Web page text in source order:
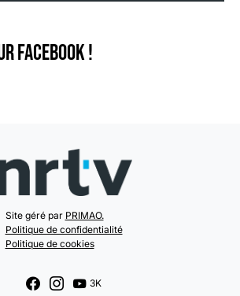
Facebook !
Site géré par PRIMAO.
Politique de confidentialité
Politique de cookies
3K